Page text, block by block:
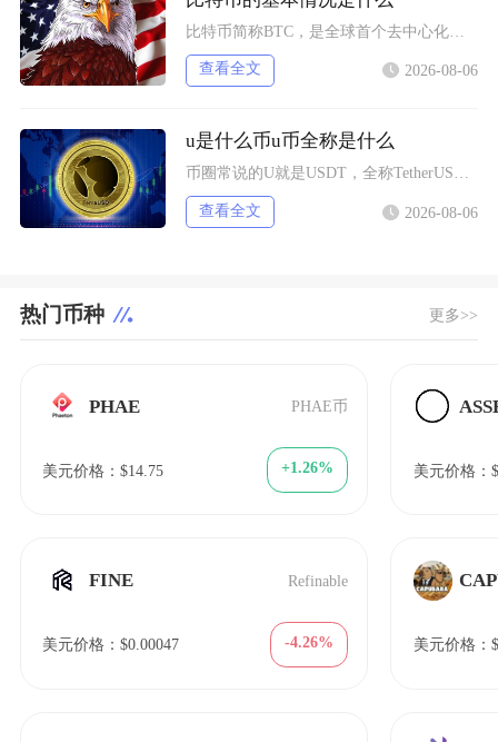
查看全文 2026-08-06
u是什么币u币全称是什么
币圈常说的U就是USDT，全称TetherUSD，中文名称泰达币，是当前市场流通规模最大的
查看全文 2026-08-06
热门币种 更多>>
PHAE PHAE币
美元价格：$14.75 +1.26%
FINE Refinable
美元价格：$0.00047 -4.26%
美元价格：
美元价格：